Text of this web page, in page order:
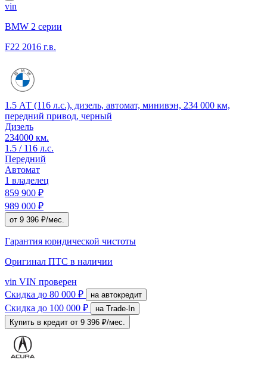
vin
BMW 2 серии
F22 2016 г.в.
1.5 АТ (116 л.с.), дизель, автомат, минивэн, 234 000 км,
передний привод, черный
Дизель
234000 км.
1.5 / 116 л.с.
Передний
Автомат
1 владелец
859 900 ₽
989 000 ₽
от 9 396 ₽/мес.
Гарантия юридической чистоты
Оригинал ПТС в наличии
vin VIN проверен
Скидка до 80 000 ₽ на автокредит
Скидка до 100 000 ₽
на Trade-In
Купить в кредит от 9 396 ₽/мес.